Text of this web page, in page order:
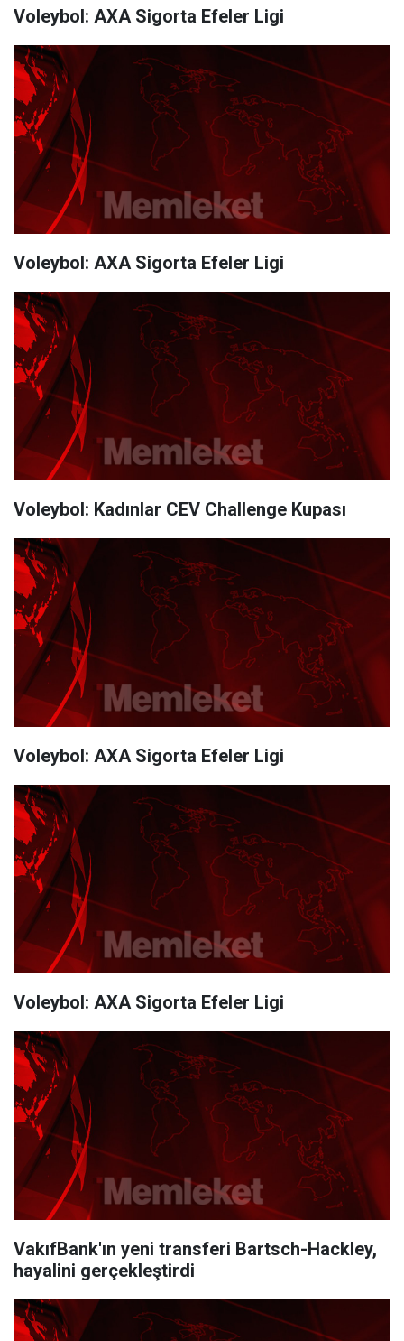
Voleybol: AXA Sigorta Efeler Ligi
Voleybol: AXA Sigorta Efeler Ligi
Voleybol: Kadınlar CEV Challenge Kupası
Voleybol: AXA Sigorta Efeler Ligi
Voleybol: AXA Sigorta Efeler Ligi
VakıfBank'ın yeni transferi Bartsch-Hackley,
hayalini gerçekleştirdi